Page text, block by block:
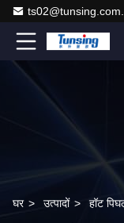
घर > उत्पादों > हॉट